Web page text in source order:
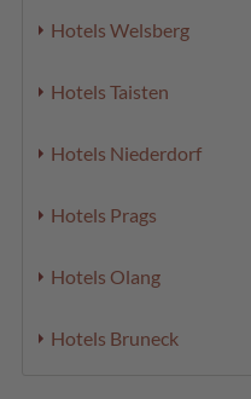
Hotels Welsberg
Hotels Taisten
Hotels Niederdorf
Hotels Prags
Hotels Olang
Hotels Bruneck